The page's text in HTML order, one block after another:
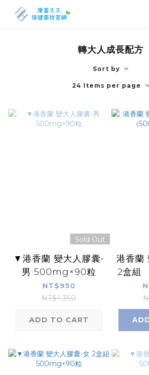
轉大人成長配方
Sort by
24 Items per page
Sold Out
▼港香蘭 變大人膠囊-
男 500mg×90粒
NT$950
NT$1,350
ADD TO CART
港香蘭
2盒組